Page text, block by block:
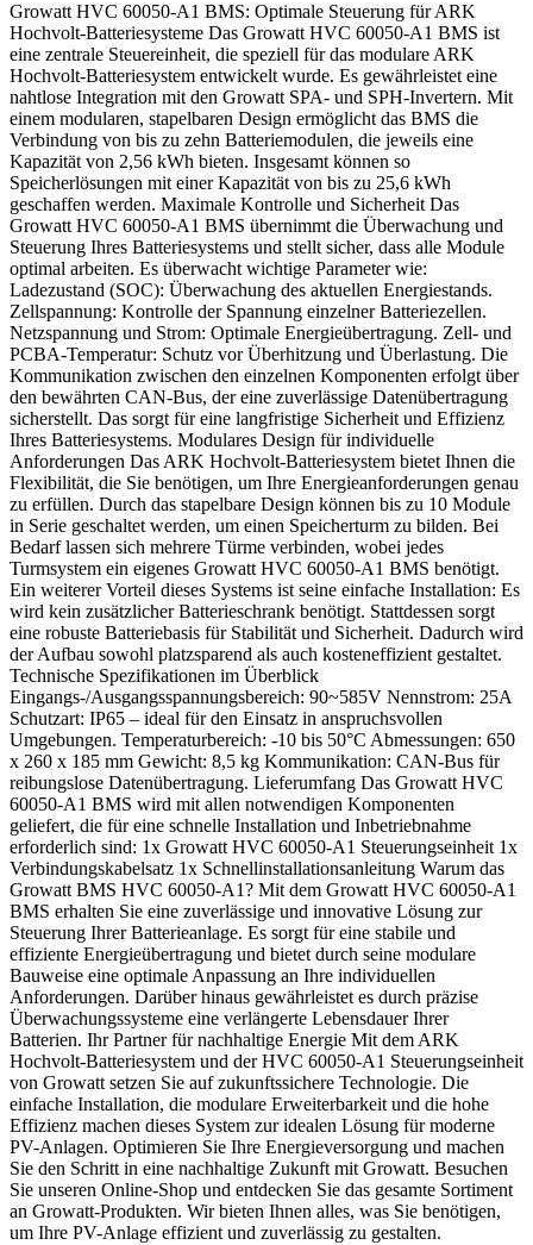
Growatt HVC 60050-A1 BMS: Optimale Steuerung für ARK
Hochvolt-Batteriesysteme Das Growatt HVC 60050-A1 BMS ist
eine zentrale Steuereinheit, die speziell für das modulare ARK
Hochvolt-Batteriesystem entwickelt wurde. Es gewährleistet eine
nahtlose Integration mit den Growatt SPA- und SPH-Invertern. Mit
einem modularen, stapelbaren Design ermöglicht das BMS die
Verbindung von bis zu zehn Batteriemodulen, die jeweils eine
Kapazität von 2,56 kWh bieten. Insgesamt können so
Speicherlösungen mit einer Kapazität von bis zu 25,6 kWh
geschaffen werden. Maximale Kontrolle und Sicherheit Das
Growatt HVC 60050-A1 BMS übernimmt die Überwachung und
Steuerung Ihres Batteriesystems und stellt sicher, dass alle Module
optimal arbeiten. Es überwacht wichtige Parameter wie:
Ladezustand (SOC): Überwachung des aktuellen Energiestands.
Zellspannung: Kontrolle der Spannung einzelner Batteriezellen.
Netzspannung und Strom: Optimale Energieübertragung. Zell- und
PCBA-Temperatur: Schutz vor Überhitzung und Überlastung. Die
Kommunikation zwischen den einzelnen Komponenten erfolgt über
den bewährten CAN-Bus, der eine zuverlässige Datenübertragung
sicherstellt. Das sorgt für eine langfristige Sicherheit und Effizienz
Ihres Batteriesystems. Modulares Design für individuelle
Anforderungen Das ARK Hochvolt-Batteriesystem bietet Ihnen die
Flexibilität, die Sie benötigen, um Ihre Energieanforderungen genau
zu erfüllen. Durch das stapelbare Design können bis zu 10 Module
in Serie geschaltet werden, um einen Speicherturm zu bilden. Bei
Bedarf lassen sich mehrere Türme verbinden, wobei jedes
Turmsystem ein eigenes Growatt HVC 60050-A1 BMS benötigt.
Ein weiterer Vorteil dieses Systems ist seine einfache Installation: Es
wird kein zusätzlicher Batterieschrank benötigt. Stattdessen sorgt
eine robuste Batteriebasis für Stabilität und Sicherheit. Dadurch wird
der Aufbau sowohl platzsparend als auch kosteneffizient gestaltet.
Technische Spezifikationen im Überblick
Eingangs-/Ausgangsspannungsbereich: 90~585V Nennstrom: 25A
Schutzart: IP65 – ideal für den Einsatz in anspruchsvollen
Umgebungen. Temperaturbereich: -10 bis 50°C Abmessungen: 650
x 260 x 185 mm Gewicht: 8,5 kg Kommunikation: CAN-Bus für
reibungslose Datenübertragung. Lieferumfang Das Growatt HVC
60050-A1 BMS wird mit allen notwendigen Komponenten
geliefert, die für eine schnelle Installation und Inbetriebnahme
erforderlich sind: 1x Growatt HVC 60050-A1 Steuerungseinheit 1x
Verbindungskabelsatz 1x Schnellinstallationsanleitung Warum das
Growatt BMS HVC 60050-A1? Mit dem Growatt HVC 60050-A1
BMS erhalten Sie eine zuverlässige und innovative Lösung zur
Steuerung Ihrer Batterieanlage. Es sorgt für eine stabile und
effiziente Energieübertragung und bietet durch seine modulare
Bauweise eine optimale Anpassung an Ihre individuellen
Anforderungen. Darüber hinaus gewährleistet es durch präzise
Überwachungssysteme eine verlängerte Lebensdauer Ihrer
Batterien. Ihr Partner für nachhaltige Energie Mit dem ARK
Hochvolt-Batteriesystem und der HVC 60050-A1 Steuerungseinheit
von Growatt setzen Sie auf zukunftssichere Technologie. Die
einfache Installation, die modulare Erweiterbarkeit und die hohe
Effizienz machen dieses System zur idealen Lösung für moderne
PV-Anlagen. Optimieren Sie Ihre Energieversorgung und machen
Sie den Schritt in eine nachhaltige Zukunft mit Growatt. Besuchen
Sie unseren Online-Shop und entdecken Sie das gesamte Sortiment
an Growatt-Produkten. Wir bieten Ihnen alles, was Sie benötigen,
um Ihre PV-Anlage effizient und zuverlässig zu gestalten.